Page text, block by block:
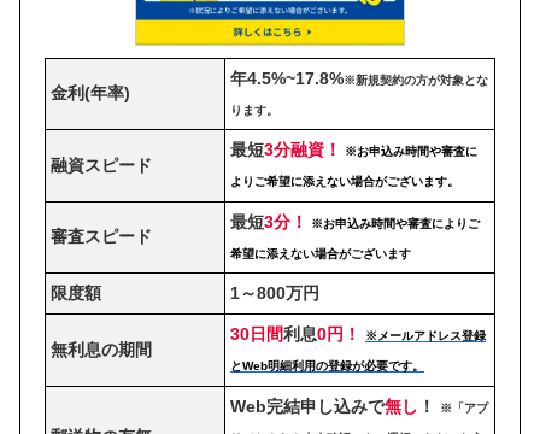
金利(年率)
年4.5%~17.8%※新規契約の方が対象とな
ります。
融資スピード
最短3分融資！ ※お申込み時間や審査に
よりご希望に添えない場合がございます。
審査スピード
最短3分！ ※お申込み時間や審査によりご
希望に添えない場合がございます
限度額 1～800万円
無利息の期間
30日間利息0円！ ※メールアドレス登録
とWeb明細利用の登録が必要です。
Web完結申し込みで無し ！ ※「アプ